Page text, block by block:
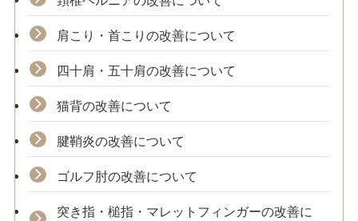
肩こり・首こりの改善について
四十肩・五十肩の改善について
猫背の改善について
腱鞘炎の改善について
ゴルフ肘の改善について
突き指・槌指・マレットフィンガーの改善に